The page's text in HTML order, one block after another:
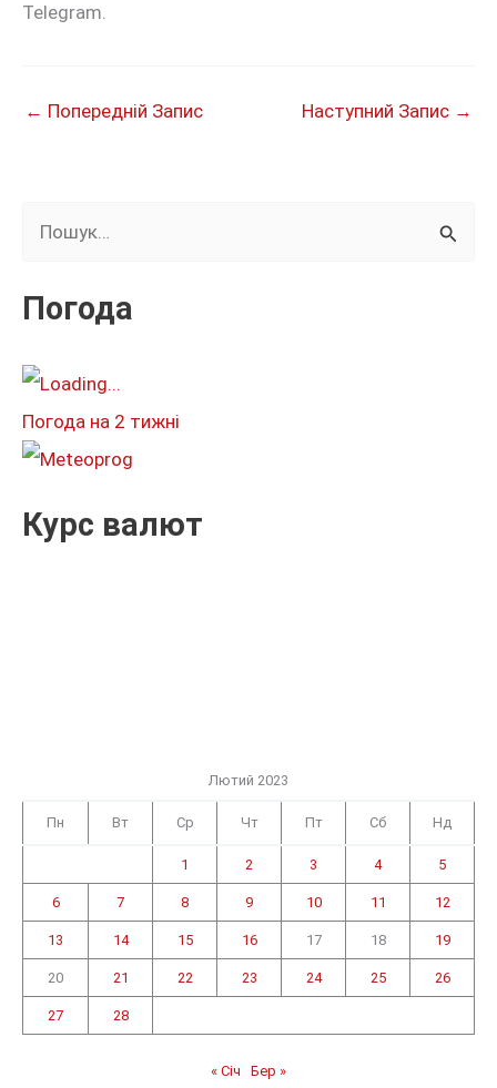
Telegram.
← Попередній Запис Наступний Запис →
к
т
:
Погода
Погода на 2 тижні
Курс валют
Лютий 2023
Пн Вт Ср Чт Пт Сб Нд
1 2 3 4 5
6 7 8 9 10 11 12
13 14 15 16 17 18 19
20 21 22 23 24 25 26
27 28
« Січ Бер »